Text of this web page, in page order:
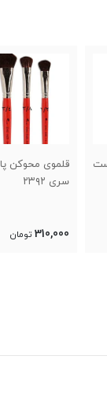
قلمو محوکن
ارت سری ۲۳۹۲
379,000 تومان